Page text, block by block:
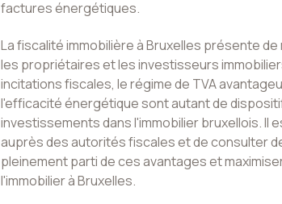
factures énergétiques.
La fiscalité immobilière à Bruxelles présente
les propriétaires et les investisseurs
incitations fiscales, le régime de TVA
l'efficacité énergétique sont autant de
investissements dans l'immobilier bruxellois. Il
auprès des autorités fiscales et de consulter
pleinement parti de ces avantages et
l'immobilier à Bruxelles.